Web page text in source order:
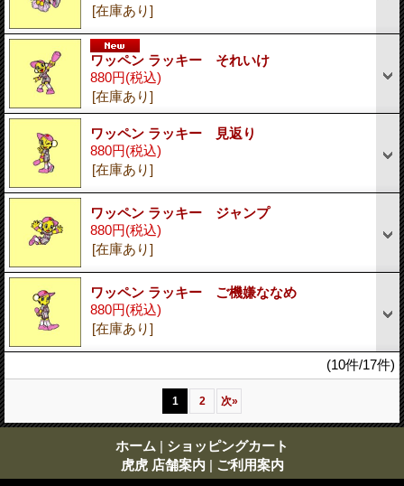
[在庫あり]
ワッペン ラッキー それいけ
880円(税込)
[在庫あり]
ワッペン ラッキー 見返り
880円(税込)
[在庫あり]
ワッペン ラッキー ジャンプ
880円(税込)
[在庫あり]
ワッペン ラッキー ご機嫌ななめ
880円(税込)
[在庫あり]
(10件/17件)
1 2 次»
ホーム | ショッピングカート
虎虎 店舗案内 | ご利用案内